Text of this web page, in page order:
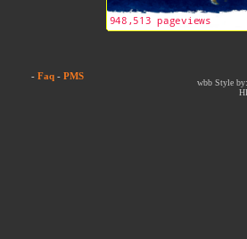
- Faq - PMS
wbb Style